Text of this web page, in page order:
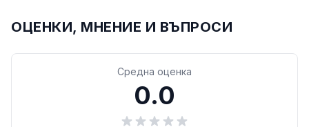
Качество на косъма и форма
косъм на четката от естествен произход,
който се отличава с висока еластичност и
попиваемост. Естествените нишки са
ОЦЕНКИ, МНЕНИЕ И ВЪПРОСИ
Средна оценка
0.0